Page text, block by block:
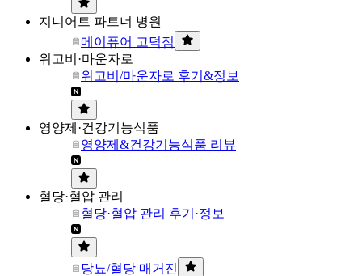
지니어트 파트너 병원
메이퓨어 고덕점
위고비·마운자로
위고비/마운자로 후기&정보
영양제·건강기능식품
영양제&건강기능식품 리뷰
혈당·혈압 관리
혈당·혈압 관리 후기·정보
당뇨/혈당 매거진